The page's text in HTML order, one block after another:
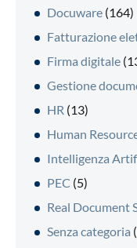
Docuware (164)
Fatturazione
Firma digitale
Gestione
HR (13)
Human
Intelligenza
PEC (5)
Real Document
Senza categoria